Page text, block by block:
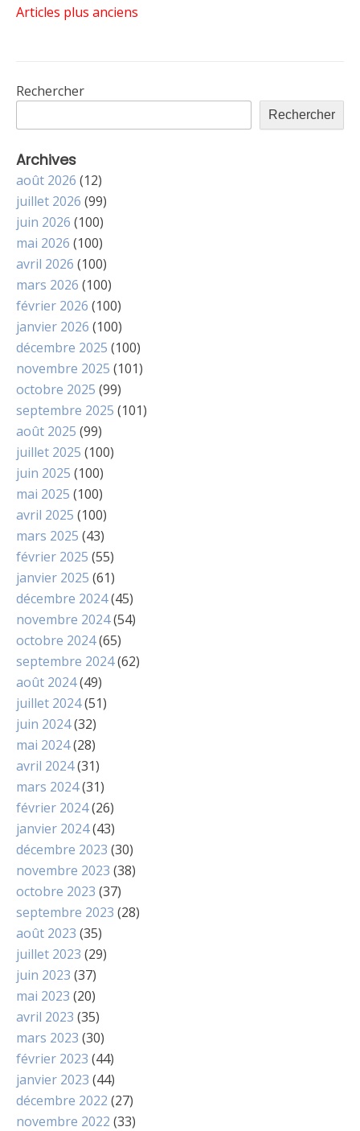
Navigation
articles
Articles plus anciens
Rechercher
Rechercher
Archives
août 2026 (12)
juillet 2026 (99)
juin 2026 (100)
mai 2026 (100)
avril 2026 (100)
mars 2026 (100)
février 2026 (100)
janvier 2026 (100)
décembre 2025 (100)
novembre 2025 (101)
octobre 2025 (99)
septembre 2025 (101)
août 2025 (99)
juillet 2025 (100)
juin 2025 (100)
mai 2025 (100)
avril 2025 (100)
mars 2025 (43)
février 2025 (55)
janvier 2025 (61)
décembre 2024(45)
novembre 2024(54)
octobre 2024(65)
septembre 2024(62)
août 2024(49)
juillet 2024(51)
juin 2024(32)
mai 2024(28)
avril 2024(31)
mars 2024(31)
février 2024(26)
janvier 2024(43)
décembre 2023 (30)
novembre 2023 (38)
octobre 2023 (37)
septembre 2023 (28)
août 2023 (35)
juillet 2023 (29)
juin 2023 (37)
mai 2023 (20)
avril 2023 (35)
mars 2023 (30)
février 2023 (44)
janvier 2023 (44)
décembre 2022 (27)
novembre 2022 (33)